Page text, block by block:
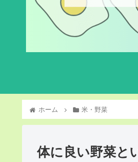
ホーム 米・野菜
体に良い野菜と